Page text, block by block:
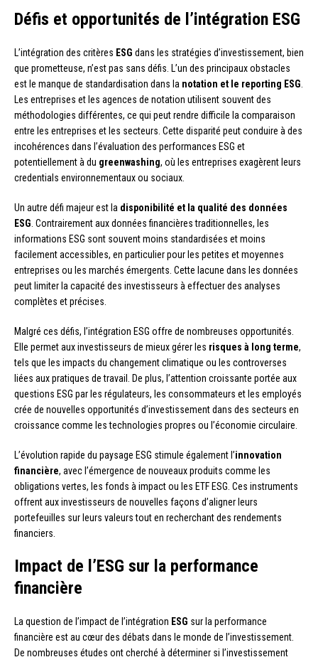
Défis et opportunités de l’intégration ESG
L’intégration des critères ESG dans les stratégies d’investissement, bien
que prometteuse, n’est pas sans défis. L’un des principaux obstacles
est le manque de standardisation dans la notation et le reporting ESG.
Les entreprises et les agences de notation utilisent souvent des
méthodologies différentes, ce qui peut rendre difficile la comparaison
entre les entreprises et les secteurs. Cette disparité peut conduire à des
incohérences dans l’évaluation des performances ESG et
potentiellement à du greenwashing, où les entreprises exagèrent leurs
credentials environnementaux ou sociaux.
Un autre défi majeur est la disponibilité et la qualité des données
ESG. Contrairement aux données financières traditionnelles, les
informations ESG sont souvent moins standardisées et moins
facilement accessibles, en particulier pour les petites et moyennes
entreprises ou les marchés émergents. Cette lacune dans les données
peut limiter la capacité des investisseurs à effectuer des analyses
complètes et précises.
Malgré ces défis, l’intégration ESG offre de nombreuses opportunités.
Elle permet aux investisseurs de mieux gérer les risques à long terme,
tels que les impacts du changement climatique ou les controverses
liées aux pratiques de travail. De plus, l’attention croissante portée aux
questions ESG par les régulateurs, les consommateurs et les employés
crée de nouvelles opportunités d’investissement dans des secteurs en
croissance comme les technologies propres ou l’économie circulaire.
L’évolution rapide du paysage ESG stimule également l’innovation
financière, avec l’émergence de nouveaux produits comme les
obligations vertes, les fonds à impact ou les ETF ESG. Ces instruments
offrent aux investisseurs de nouvelles façons d’aligner leurs
portefeuilles sur leurs valeurs tout en recherchant des rendements
financiers.
Impact de l’ESG sur la performance
financière
La question de l’impact de l’intégration ESG sur la performance
financière est au cœur des débats dans le monde de l’investissement.
De nombreuses études ont cherché à déterminer si l’investissement